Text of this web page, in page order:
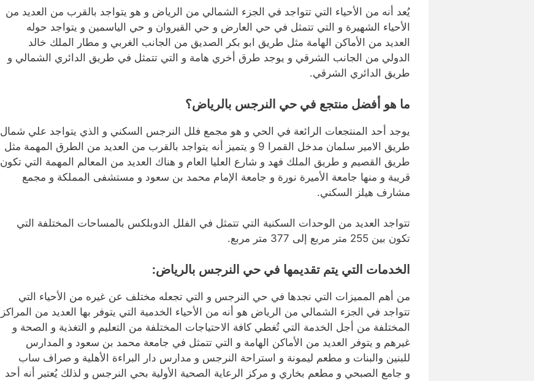
يُعد أنه من الأحياء التي تتواجد في الجزء الشمالي من الرياض و هو يتواجد بالقرب من العديد من
الأحياء الشهيرة و التي تتمثل في حي العارض و حي القيروان و حي الياسمين و يتواجد حوله
العديد من الأماكن الهامة مثل طريق ابو بكر الصديق من الجانب الغربي و مطار الملك خالد
الدولي من الجانب الشرقي و يوجد طرق أخري هامة و التي تتمثل في طريق الدائري الشمالي و
طريق الدائري الشرقي.
ما هو أفضل منتجع في حي النرجس بالرياض؟
يوجد أحد المنتجعات الرائعة في الحي و هو مجمع فلل النرجس السكني و الذي يتواجد علي شمال
طريق الامير سلمان مدخل القمرا 9 و يتميز أنه يتواجد بالقرب من العديد من الطرق المهمة مثل
طريق القصيم و طريق الملك فهد و شارع العليا العام و هناك العديد من المعالم المهمة التي تكون
قريبة و منها جامعة الأميرة نورة و جامعة الإمام محمد بن سعود و مستشفى المملكة و مجمع
مشارف هيلز السكني.
تتواجد العديد من الوحدات السكنية التي تتمثل في الفلل الدوبلكس بالمساحات المختلفة التي
تكون بين 255 متر مربع إلى 377 متر مربع.
الخدمات التي يتم تقديمها في حي النرجس بالرياض:
من أهم المميزات التي نجدها في حي النرجس و التي تجعله مختلف عن غيره من الأحياء التي
تتواجد في الجزء الشمالي من الرياض هو أنه من الأحياء الخدمية التي يتوفر بها العديد من المراكز
المختلفة من أجل الخدمة التي تُغطي كافة الاحتياجات المختلفة من التعليم و التغذية و الصحة و
غيرهم و يتوفر العديد من الأماكن الهامة و التي تتمثل في جامعة محمد بن سعود و المدارس
للبنين والبنات و مطعم ليمونة و استراحة النرجس و مدارس دار البراءة الأهلية و صراف ساب
و جامع الصبحي و مطعم بخاري و مركز الرعاية الصحية الأولية بحي النرجس و لذلك يُعتبر أنه أحد